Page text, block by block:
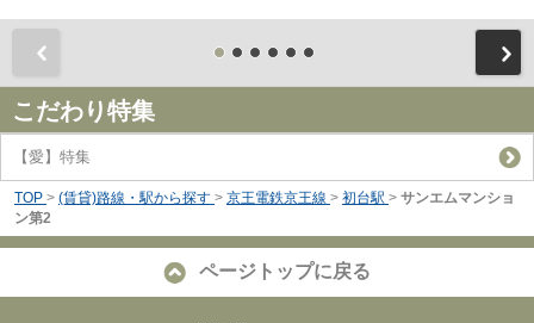
こだわり特集
【愛】特集
TOP > (賃貸)路線・駅から探す > 京王電鉄京王線 > 初台駅 > サンエムマンショ
ン第2
ページトップに戻る